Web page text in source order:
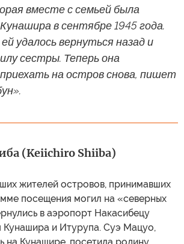
вместе с семьей была
в сентябре 1945 года.
удалось вернуться назад и
сестры. Теперь она
на остров снова, пишет
(Keiichiro Shiiba)
жителей островов, принимавших
посещения могил на «северных
в аэропорт Накасибецу
Кунашира и Итурупа. Суэ Мацуо,